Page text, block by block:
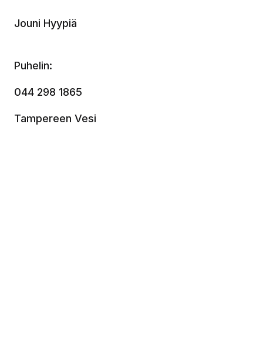
Jouni Hyypiä
Puhelin:
044 298 1865
Tampereen Vesi